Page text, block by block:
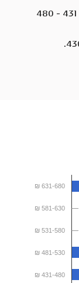
431
-
480
.
₪ 631-680
₪ 581-630
₪ 531-580
₪ 481-530
₪ 431-480